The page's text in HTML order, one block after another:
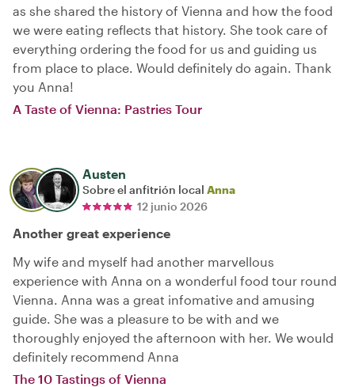
as she shared the history of Vienna and how the food
we were eating reflects that history. She took care of
everything ordering the food for us and guiding us
from place to place. Would definitely do again. Thank
you Anna!
A Taste of Vienna: Pastries Tour
Austen
Sobre el anfitrión local Anna
12 junio 2026
Another great experience
My wife and myself had another marvellous
experience with Anna on a wonderful food tour round
Vienna. Anna was a great infomative and amusing
guide. She was a pleasure to be with and we
thoroughly enjoyed the afternoon with her. We would
definitely recommend Anna
The 10 Tastings of Vienna